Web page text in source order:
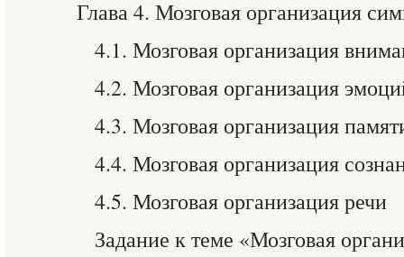
Глава 4. Мозговая организация
4.1. Мозговая организация
4.2. Мозговая организация
4.3. Мозговая организация
4.4. Мозговая организация
4.5. Мозговая организация речи
Задание к теме «Мозговая